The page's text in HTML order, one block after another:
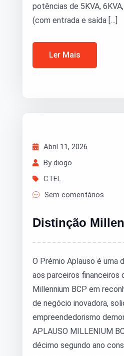
potências de 5KVA,
(com entrada e saída […]
Ler Mais
Abril 11, 2026
By diogo
CTEL
Sem comentários
Distinção
O Prémio Aplauso é uma
aos parceiros financeiros
Millennium BCP em
de negócio inovadora,
empreendedorismo
APLAUSO MILLENIUM
décimo segundo ano